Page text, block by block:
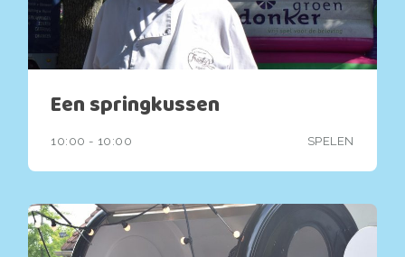
Een springkussen
10:00 - 10:00 SPELEN